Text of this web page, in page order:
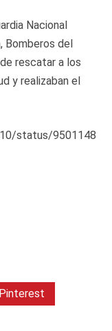
Nacional
Bomberos del
rescatar a los
y realizaban el
status/9501148
Pinterest